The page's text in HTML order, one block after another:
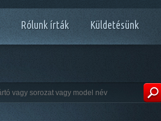
Rólunk írták Küldetésünk